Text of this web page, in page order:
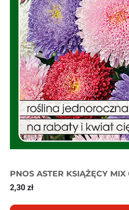
PNOS ASTER KSIĄŻĘCY MIX
2,30 zł